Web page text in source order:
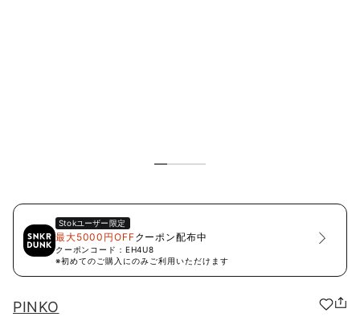
Stokユーザー限定
最大5000円OFFクーポン配布中
クーポンコード： EH4U8
※初めてのご購入にのみご利用いただけます
PINKO